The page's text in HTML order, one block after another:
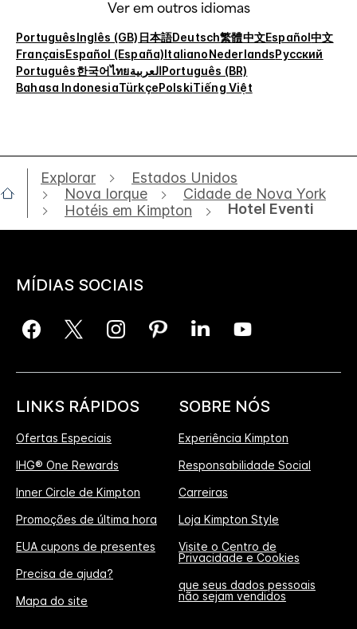
Ver em outros idiomas
PortuguêsInglês (GB) 日本語Deutsch繁體中文Español中文
FrançaisEspañol (España)ItalianoNederlandsРусский
Português한국어ไทยالعربيةPortuguês (BR)
Bahasa IndonesiaTürkçePolskiTiếng Việt
Explorar
Estados Unidos
Nova Iorque
Cidade de Nova York
Hotéis em Kimpton
Hotel Eventi
MÍDIAS SOCIAIS
LINKS RÁPIDOS
Ofertas Especiais
IHG® One Rewards
Inner Circle de Kimpton
Promoções de última hora
EUA cupons de presentes
Precisa de ajuda?
Mapa do site
SOBRE NÓS
Experiência Kimpton
Responsabilidade Social
Carreiras
Loja Kimpton Style
Visite o Centro de
Privacidade e Cookies
que seus dados pessoais
não sejam vendidos